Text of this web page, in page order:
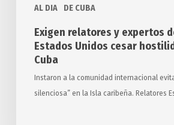
AL DIA DE CUBA
contra
Exigen relatores y expertos
Estados Unidos cesar
Cuba
Instaron a la comunidad internacional
silenciosa” en la Isla caribeña. Relatores